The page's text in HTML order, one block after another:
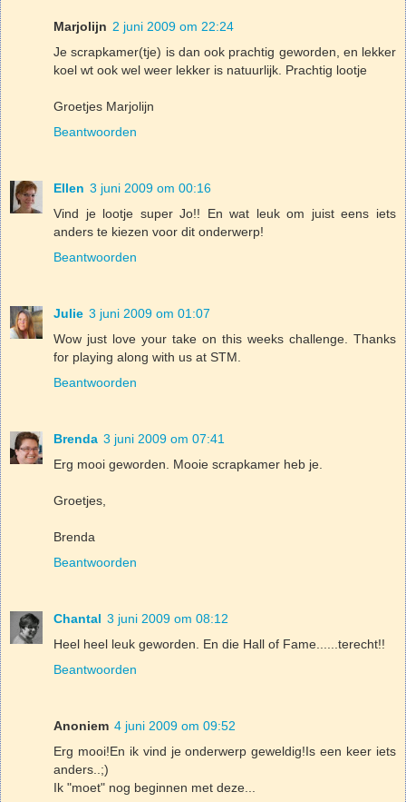
Marjolijn 2 juni 2009 om 22:24
Je scrapkamer(tje) is dan ook prachtig geworden, en lekker
koel wt ook wel weer lekker is natuurlijk. Prachtig lootje
Groetjes Marjolijn
Beantwoorden
Ellen 3 juni 2009 om 00:16
Vind je lootje super Jo!! En wat leuk om juist eens iets
anders te kiezen voor dit onderwerp!
Beantwoorden
Julie 3 juni 2009 om 01:07
Wow just love your take on this weeks challenge. Thanks
for playing along with us at STM.
Beantwoorden
Brenda 3 juni 2009 om 07:41
Erg mooi geworden. Mooie scrapkamer heb je.
Groetjes,
Brenda
Beantwoorden
Chantal 3 juni 2009 om 08:12
Heel heel leuk geworden. En die Hall of Fame......terecht!!
Beantwoorden
Anoniem 4 juni 2009 om 09:52
Erg mooi!En ik vind je onderwerp geweldig!Is een keer iets
anders..;)
Ik "moet" nog beginnen met deze...